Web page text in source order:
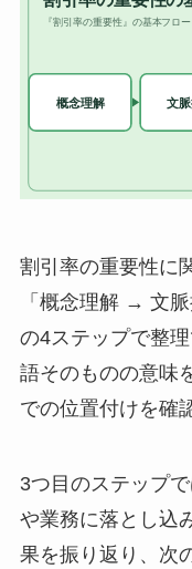
割引率の重要性に
「概念理解 → 文
の4ステップで整
語そのものの意味
での位置付けを確
3つ目のステップ
や業務に落とし込
果を振り返り、次